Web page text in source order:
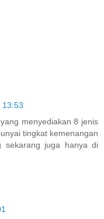
menyediakan 8 jenis
tingkat kemenangan
sekarang juga hanya di